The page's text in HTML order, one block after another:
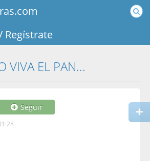
Regístrate
VIVA EL PAN...
Seguir